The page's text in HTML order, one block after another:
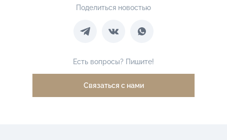
Поделиться новостью
Есть вопросы? Пишите!
Связаться с нами